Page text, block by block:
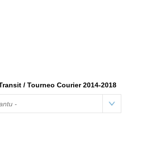
/ Tourneo Courier 2014-2018
-